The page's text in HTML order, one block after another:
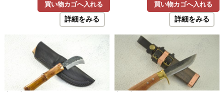
買い物カゴへ入れる
詳細をみる
買い物カゴへ入れる
詳細をみる